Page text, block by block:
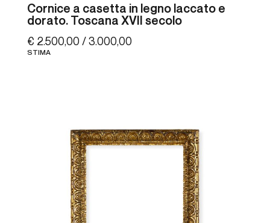
Cornice a casetta in legno laccato e
dorato. Toscana XVII secolo
€ 2.500,00 / 3.000,00
STIMA